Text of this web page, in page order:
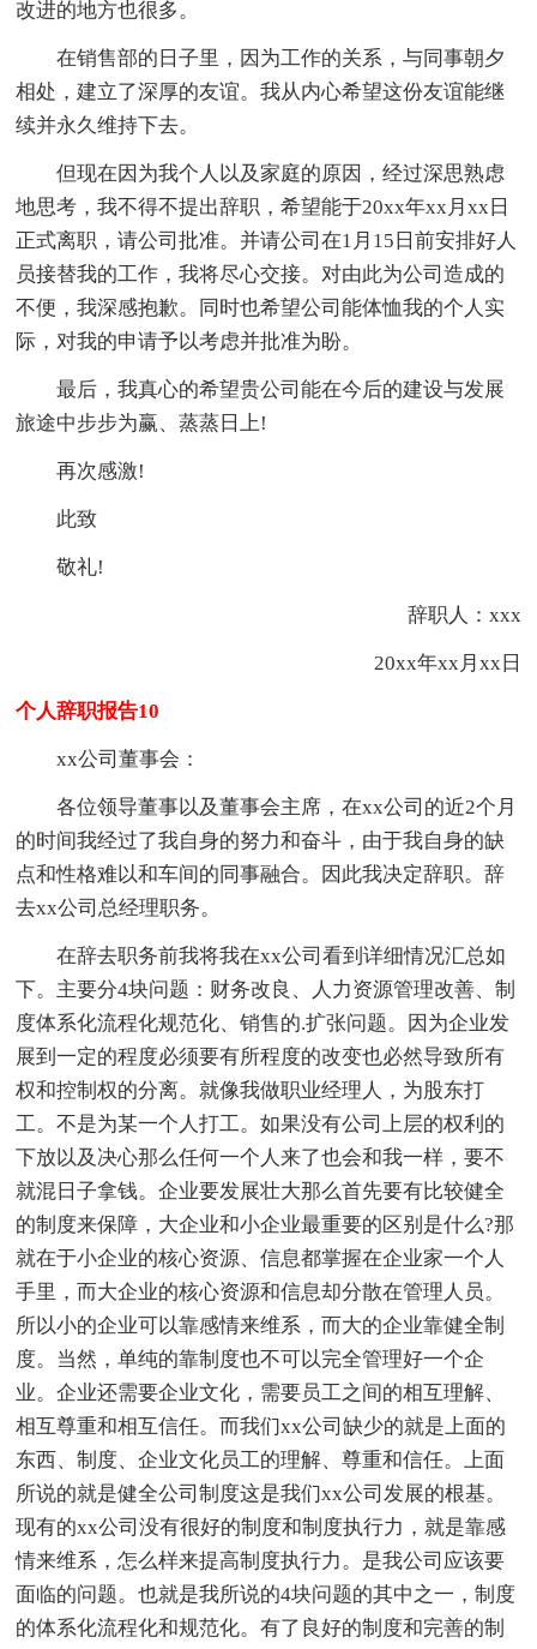
改进的地方也很多。
在销售部的日子里，因为工作的关系，与同事朝夕
相处，建立了深厚的友谊。我从内心希望这份友谊能继
续并永久维持下去。
但现在因为我个人以及家庭的原因，经过深思熟虑
地思考，我不得不提出辞职，希望能于20xx年xx月xx日
正式离职，请公司批准。并请公司在1月15日前安排好人
员接替我的工作，我将尽心交接。对由此为公司造成的
不便，我深感抱歉。同时也希望公司能体恤我的个人实
际，对我的申请予以考虑并批准为盼。
最后，我真心的希望贵公司能在今后的建设与发展
旅途中步步为赢、蒸蒸日上!
再次感激!
此致
敬礼!
辞职人：xxx
20xx年xx月xx日
个人辞职报告10
xx公司董事会：
各位领导董事以及董事会主席，在xx公司的近2个月
的时间我经过了我自身的努力和奋斗，由于我自身的缺
点和性格难以和车间的同事融合。因此我决定辞职。辞
去xx公司总经理职务。
在辞去职务前我将我在xx公司看到详细情况汇总如
下。主要分4块问题：财务改良、人力资源管理改善、制
度体系化流程化规范化、销售的.扩张问题。因为企业发
展到一定的程度必须要有所程度的改变也必然导致所有
权和控制权的分离。就像我做职业经理人，为股东打
工。不是为某一个人打工。如果没有公司上层的权利的
下放以及决心那么任何一个人来了也会和我一样，要不
就混日子拿钱。企业要发展壮大那么首先要有比较健全
的制度来保障，大企业和小企业最重要的区别是什么?那
就在于小企业的核心资源、信息都掌握在企业家一个人
手里，而大企业的核心资源和信息却分散在管理人员。
所以小的企业可以靠感情来维系，而大的企业靠健全制
度。当然，单纯的靠制度也不可以完全管理好一个企
业。企业还需要企业文化，需要员工之间的相互理解、
相互尊重和相互信任。而我们xx公司缺少的就是上面的
东西、制度、企业文化员工的理解、尊重和信任。上面
所说的就是健全公司制度这是我们xx公司发展的根基。
现有的xx公司没有很好的制度和制度执行力，就是靠感
情来维系，怎么样来提高制度执行力。是我公司应该要
面临的问题。也就是我所说的4块问题的其中之一，制度
的体系化流程化和规范化。有了良好的制度和完善的制